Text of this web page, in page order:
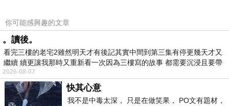
你可能感興趣的文章
。讀後。
看完三樓的老宅2雖然明天才有後記其實中間到第三集有停更幾天才又
繼續 續更讓我那時又重新看一次因為三樓寫的故事 都需要沉浸且要帶
有
2026-08-07
快其心意
我不是中毒太深， 只是在做笑果， PO文有題材，